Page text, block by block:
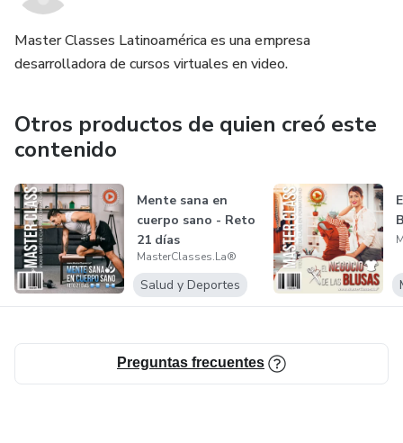
Master Classes Latinoamérica es una empresa
desarrolladora de cursos virtuales en video.
Otros productos de quien creó este
contenido
Mente sana en
cuerpo sano - Reto
21 días
MasterClasses.La®
Salud y Deportes
Preguntas frecuentes